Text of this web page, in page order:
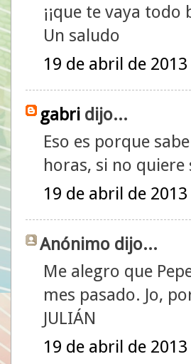
¡¡que te vaya todo
Un saludo
19 de abril de
gabri dijo...
Eso es porque
horas, si no
19 de abril de 2013
Anónimo dijo...
Me alegro que
mes pasado. Jo,
JULIÁN
19 de abril de